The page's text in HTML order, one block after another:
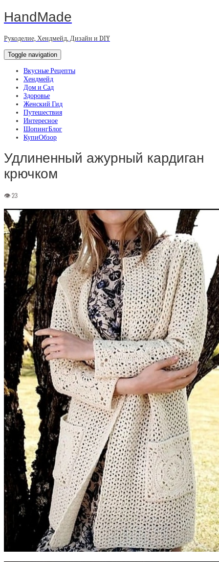
HandMade
Рукоделие, Хендмейд, Дизайн и DIY
Toggle navigation
Вкусные Рецепты
Хендмейд
Дом и Сад
Здоровье
Женский Гид
Путешествия
Интересное
ШопингБлог
КупиОбзор
Удлиненный ажурный кардиган
крючком